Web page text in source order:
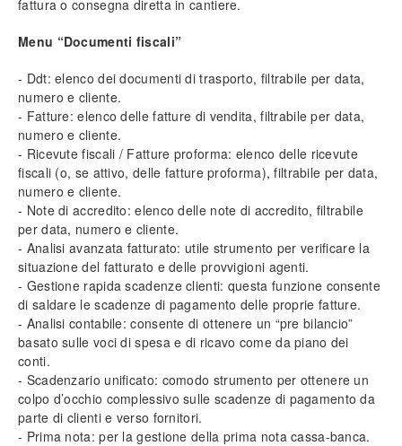
Compatibilità antivirus
Diritti di scrittura
Numero massimo licenze
Ripristinare l’icona sul Desktop
Accesso in RDP
Accesso al Database
Apri ticket di assistenza
Scarica come PDF
fattura o consegna diretta in cantiere.
Menu “Documenti fiscali”
- Ddt: elenco dei documenti di trasporto, filtrabile per data,
numero e cliente.
- Fatture: elenco delle fatture di vendita, filtrabile per data,
numero e cliente.
- Ricevute fiscali / Fatture proforma: elenco delle ricevute
fiscali (o, se attivo, delle fatture proforma), filtrabile per data,
numero e cliente.
- Note di accredito: elenco delle note di accredito, filtrabile
per data, numero e cliente.
- Analisi avanzata fatturato: utile strumento per verificare la
situazione del fatturato e delle provvigioni agenti.
- Gestione rapida scadenze clienti: questa funzione consente
di saldare le scadenze di pagamento delle proprie fatture.
- Analisi contabile: consente di ottenere un “pre bilancio”
basato sulle voci di spesa e di ricavo come da piano dei
conti.
- Scadenzario unificato: comodo strumento per ottenere un
colpo d’occhio complessivo sulle scadenze di pagamento da
parte di clienti e verso fornitori.
- Prima nota: per la gestione della prima nota cassa-banca.